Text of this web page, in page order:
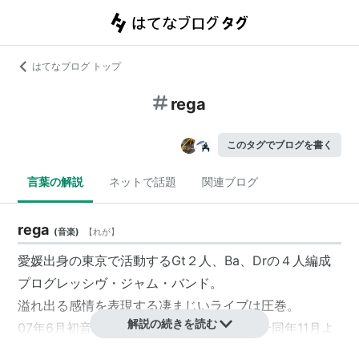
はてなブログ トップ
rega
このタグでブログを書く
言葉の解説 ネットで話題 関連ブログ
rega (音楽) 【れが】
愛媛出身の東京で活動するGt２人、Ba、Drの４人編成
プログレッシヴ・ジャム・バンド。
溢れ出る感情を表現する凄まじいライブは圧巻。
07年6月初音源（会場無料配布）を完成させ同年11月よ
解説の続きを読む